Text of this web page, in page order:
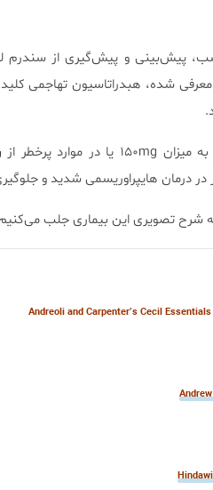
پیش‌بینی و پیش‌گیری از
شده، هبدراتاسیون تهاجمی
به میزان ۱۵۰mg یا در موارد پرخطر از
در درمان هایپراوریسمی شدید و
به شرح تصویری این بیماری جلب